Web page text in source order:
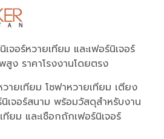
จอร์หวายเทียม และเฟอร์นิเจอร์
ง ราคาโรงงานโดยตรง
ายเทียม โซฟาหวายเทียม เตียง
นิเจอร์สนาม พร้อมวัสดุสำหรับงาน
ยม และเชือกถักเฟอร์นิเจอร์